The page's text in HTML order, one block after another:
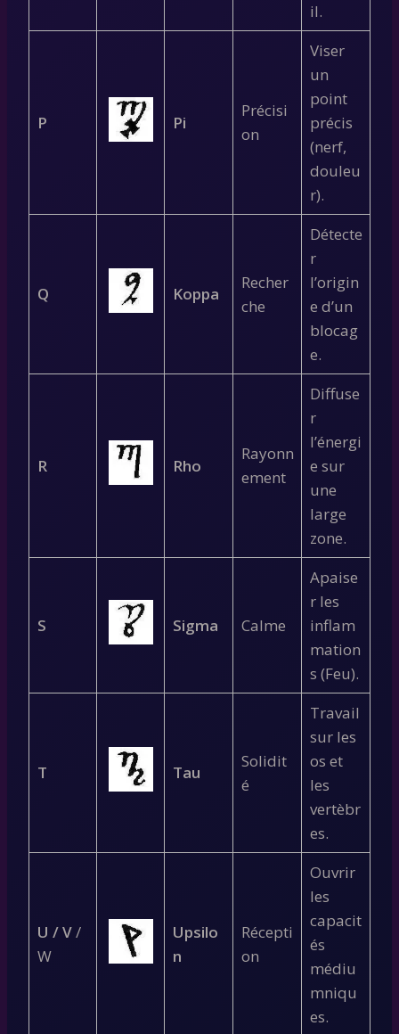
il.
P Pi
Précisi
on
Viser
un
point
précis
(nerf,
douleu
r).
Q Koppa
Recher
che
Détecte
r
l’origin
e d’un
blocag
e.
R Rho
Rayonn
ement
Diffuse
r
l’énergi
e sur
une
large
zone.
S Sigma Calme
Apaise
r les
inflam
mation
s (Feu).
T Tau
Solidit
é
Travail
sur les
os et
les
vertèbr
es.
U / V/
W
Upsilo
n
Récepti
on
Ouvrir
les
capacit
és
médiu
mniqu
es.